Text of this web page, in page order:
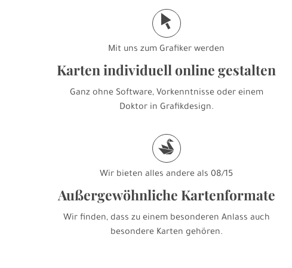
j
Mit uns zum Grafiker werden
Karten individuell online gestalten
Ganz ohne Software, Vorkenntnisse oder einem
Doktor in Grafikdesign.
s
Wir bieten alles andere als 08/15
Außergewöhnliche Kartenformate
Wir finden, dass zu einem besonderen Anlass auch
besondere Karten gehören.